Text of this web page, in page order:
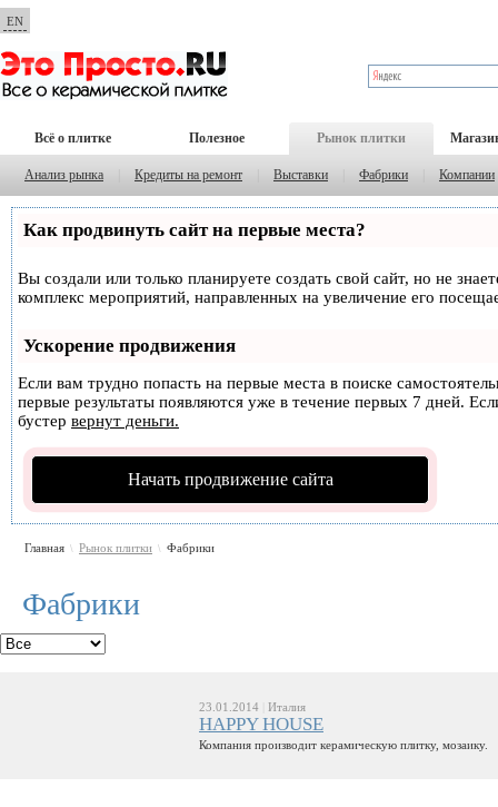
EN
Всё о плитке Полезное Рынок плитки
Анализ рынка Кредиты на ремонт Выставки Фабрики Компании
Как продвинуть сайт на первые места?
Вы создали или только планируете создать свой сайт, но не
комплекс мероприятий, направленных на увеличение его
Ускорение продвижения
Если вам трудно попасть на первые места в поиске
первые результаты появляются уже в течение первых 7 дней.
бустер вернут деньги.
Начать продвижение сайта
Главная \ Рынок плитки \ Фабрики
Фабрики
23.01.2014 Италия
HAPPY HOUSE
Компания производит керамическую плитку, мозаику.